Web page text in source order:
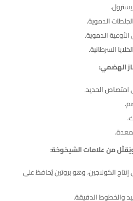
الدموية.
الدموية.
السرطانية.
الهضمي:
الحديد.
من علامات الشيخوخة:
الكولاجين، وهو بروتين يُحافظ على
والخطوط الدقيقة.